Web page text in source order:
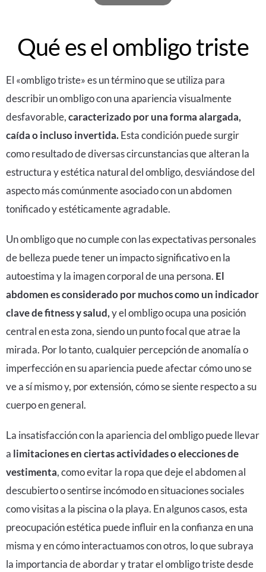
Qué es el ombligo triste
El «ombligo triste» es un término que se utiliza para
describir un ombligo con una apariencia visualmente
desfavorable,caracterizado por una forma alargada,
caída o incluso invertida.Esta condición puede surgir
como resultado de diversas circunstancias que alteran la
estructura y estética natural del ombligo, desviándose del
aspecto más comúnmente asociado con un abdomen
tonificado y estéticamente agradable.
Un ombligo que no cumple con las expectativas personales
de belleza puede tener un impacto significativo en la
autoestima y la imagen corporal de una persona. El
abdomen es considerado por muchos como un indicador
clave de fitness y salud,y el ombligo ocupa una posición
central en esta zona, siendo un punto focal que atrae la
mirada. Por lo tanto, cualquier percepción de anomalía o
imperfección en su apariencia puede afectar cómo uno se
ve a sí mismo y, por extensión, cómo se siente respecto a su
cuerpo en general.
La insatisfacción con la apariencia del ombligo puede llevar
a limitaciones en ciertas actividades o elecciones de
vestimenta, como evitar la ropa que deje el abdomen al
descubierto o sentirse incómodo en situaciones sociales
como visitas a la piscina o la playa. En algunos casos, esta
preocupación estética puede influir en la confianza en una
misma y en cómo interactuamos con otros, lo que subraya
la importancia de abordar y tratar el ombligo triste desde